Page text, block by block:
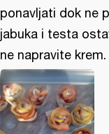
ponavljati dok ne
jabuka i testa
ne napravite krem.